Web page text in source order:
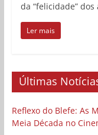
da “felicidade” dos
Ler mais
Últimas
Reflexo do Blefe: As
Meia Década no